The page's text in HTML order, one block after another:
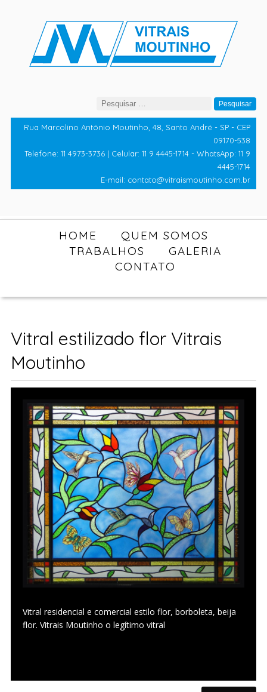
Pesquisar
por:
Rua Marcolino Antônio Moutinho, 48, Santo André - SP - CEP
09170-538
Telefone: 11 4973-3736 | Celular: 11 9 4445-1714 - WhatsApp: 11 9
4445-1714
E-mail: contato@vitraismoutinho.com.br
HOME
QUEM SOMOS
TRABALHOS
GALERIA
CONTATO
Vitral estilizado flor Vitrais
Moutinho
Vitral residencial e comercial estilo flor, borboleta, beija
flor. Vitrais Moutinho o legítimo vitral